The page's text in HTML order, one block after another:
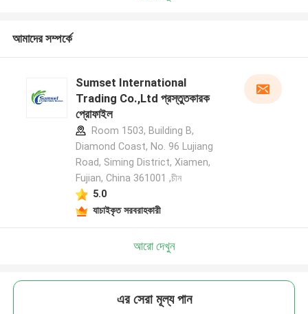
আমাদের সম্পর্কে
Sumset International
Trading Co.,Ltd প্রস্তুতকারক
প্রোফাইল
Room 1503, Building B,
Diamond Coast, No. 96 Lujiang
Road, Siming District, Xiamen,
Fujian, China 361001 ,চীন
5.0
যাচাইকৃত সরবরাহকারী
আরো দেখুন
এর সেরা মূল্য পান